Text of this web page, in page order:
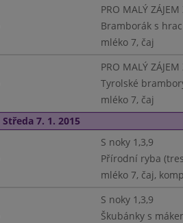
PRO MALÝ
Bramborák s
mléko 7, čaj
PRO MALÝ
Tyrolské
mléko 7, čaj
Středa 7. 1. 2015
S noky 1,3,9
Přírodní ryba
mléko 7, čaj,
S noky 1,3,9
Škubánky s